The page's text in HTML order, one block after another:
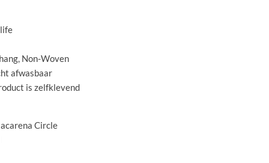
Non-Woven
afwasbaar
is zelfklevend
Circle